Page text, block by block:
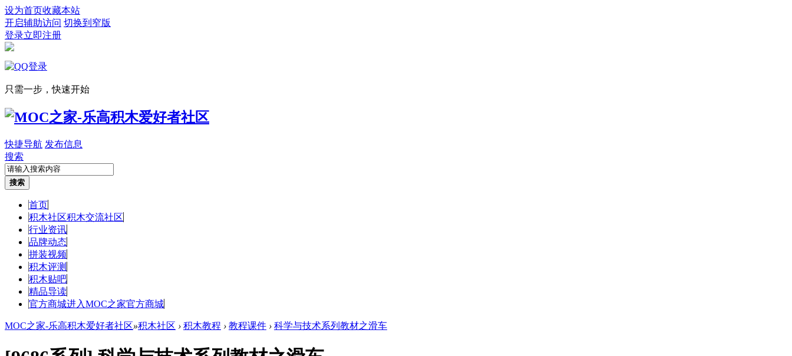
设为首页收藏本站
开启辅助访问 切换到窄版
登录立即注册
只需一步，快速开始
快捷导航 发布信息
搜索
搜索
首页
积木社区积木交流社区
行业资讯
品牌动态
拼装视频
积木评测
积木贴吧
精品导读
官方商城进入MOC之家官方商城
MOC之家-乐高积木爱好者社区»积木社区 › 积木教程 › 教程课件 › 科学与技术系列教材之滑车